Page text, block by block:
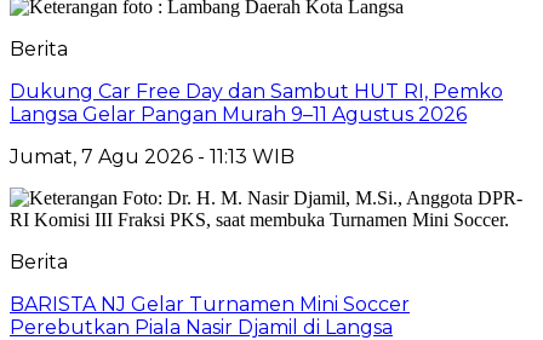
Berita
Dukung Car Free Day dan Sambut HUT RI, Pemko
Langsa Gelar Pangan Murah 9–11 Agustus 2026
Jumat, 7 Agu 2026 - 11:13 WIB
Berita
BARISTA NJ Gelar Turnamen Mini Soccer
Perebutkan Piala Nasir Djamil di Langsa